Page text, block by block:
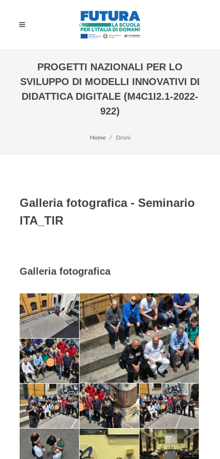
PROGETTI NAZIONALI PER LO
SVILUPPO DI MODELLI INNOVATIVI DI
DIDATTICA DIGITALE (M4C1I2.1-2022-
922)
Home Droni
Galleria fotografica - Seminario
ITA_TIR
Galleria fotografica